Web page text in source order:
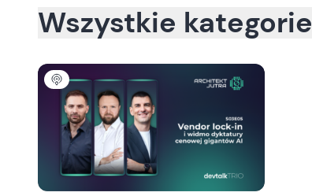
Kategoria: - Tag: claude
Wszystkie kategorie